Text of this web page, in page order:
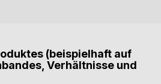
(beispielhaft auf
Verhältnisse und